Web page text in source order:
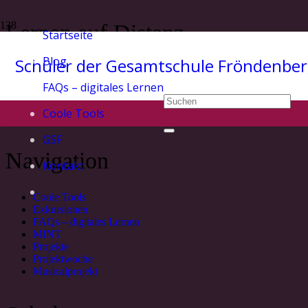
Schüler der Gesamtschule
Startseite
Blog
FAQs – digitales Lernen
Coole Tools
GSF
Kontakt
Lernen auf Distanz
Start
Lernen auf Distanz
Navigation
Coole Tools
Exkursionen
FAQs – digitales Lernen
MINT
Projekte
Projektwoche
Musicalprojekt